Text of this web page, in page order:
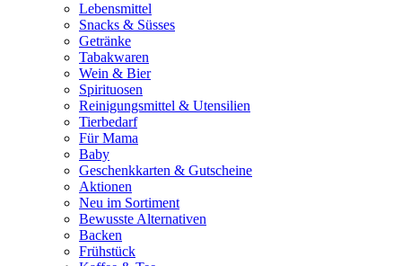
Lebensmittel
Snacks & Süsses
Getränke
Tabakwaren
Wein & Bier
Spirituosen
Reinigungsmittel & Utensilien
Tierbedarf
Für Mama
Baby
Geschenkkarten & Gutscheine
Aktionen
Neu im Sortiment
Bewusste Alternativen
Backen
Frühstück